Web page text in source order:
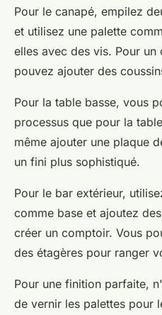
Pour le canapé, empilez
et utilisez une palette
elles avec des vis. Pour
pouvez ajouter des
Pour la table basse, vous
processus que pour la
même ajouter une plaque
un fini plus sophistiqué.
Pour le bar extérieur,
comme base et ajoutez
créer un comptoir. Vous
des étagères pour ranger
Pour une finition parfaite,
de vernir les palettes pour